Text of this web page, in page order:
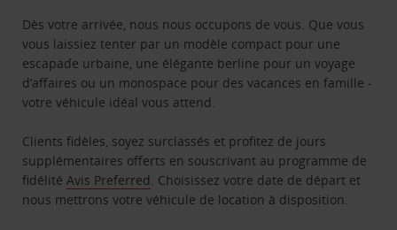
Dès votre arrivée, nous nous occupons de vous. Que vous
vous laissiez tenter par un modèle compact pour une
escapade urbaine, une élégante berline pour un voyage
d’affaires ou un monospace pour des vacances en famille -
votre véhicule idéal vous attend.
Clients fidèles, soyez surclassés et profitez de jours
supplémentaires offerts en souscrivant au programme de
fidélitéAvis Preferred. Choisissez votre date de départ et
nous mettrons votre véhicule de location à disposition.